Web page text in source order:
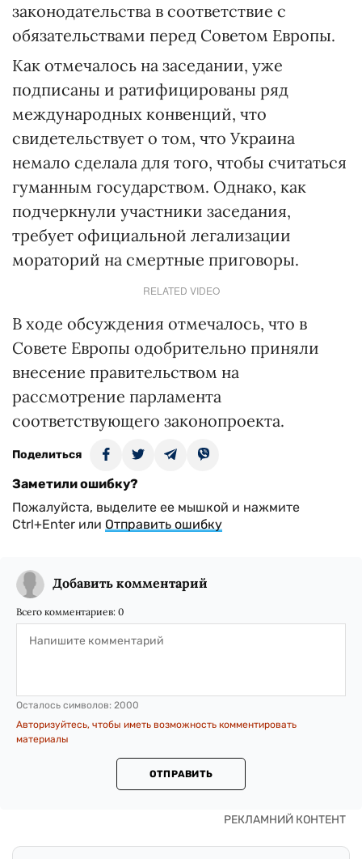
законодательства в соответствие с
обязательствами перед Советом Европы.
Как отмечалось на заседании, уже
подписаны и ратифицированы ряд
международных конвенций, что
свидетельствует о том, что Украина
немало сделала для того, чтобы считаться
гуманным государством. Однако, как
подчеркнули участники заседания,
требует официальной легализации
мораторий на смертные приговоры.
RELATED VIDEO
В ходе обсуждения отмечалось, что в
Совете Европы одобрительно приняли
внесение правительством на
рассмотрение парламента
соответствующего законопроекта.
Поделиться
Заметили ошибку?
Пожалуйста, выделите ее мышкой и нажмите
Ctrl+Enter или Отправить ошибку
Добавить комментарий
Всего комментариев: 0
Осталось символов: 2000
Авторизуйтесь, чтобы иметь возможность комментировать
материалы
ОТПРАВИТЬ